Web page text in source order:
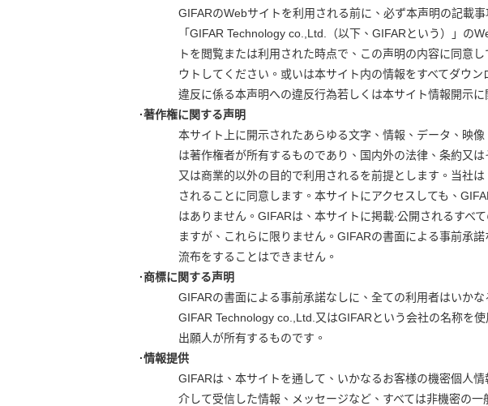
GIFARのWebサイトを利用される前に、必ず本声明の記載事
「GIFAR Technology co.,Ltd.（以下、GIFARという）」の
トを閲覧または利用された時点で、この声明の内容に同意
ウトしてください。或いは本サイト内の情報をすべてダウ
違反に係る本声明への違反行為若しくは本サイト情報開示
·著作権に関する声明
本サイト上に開示されたあらゆる文字、情報、データ、映
は著作権者が所有するものであり、国内外の法律、条約又
又は商業的以外の目的で利用されるを前提とします。当社
されることに同意します。本サイトにアクセスしても、
はありません。GIFARは、本サイトに掲載∙公開されるすべ
ますが、これらに限りません。GIFARの書面による事前承
流布をすることはできません。
·商標に関する声明
GIFARの書面による事前承諾なしに、全ての利用者はいか
GIFAR Technology co.,Ltd.又はGIFARという会社の名称を
出願人が所有するものです。
·情報提供
GIFARは、本サイトを通して、いかなるお客様の機密個人
介して受信した情報、メッセージなど、すべては非機密の